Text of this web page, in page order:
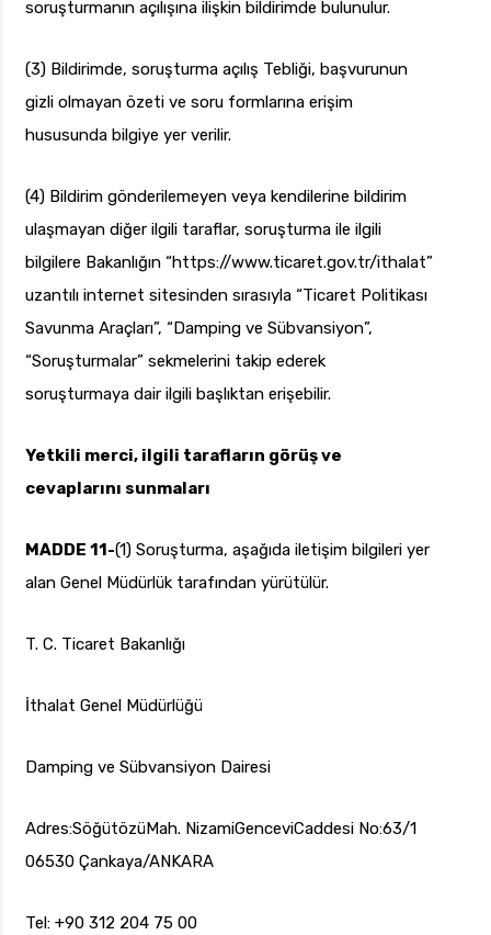
soruşturmanın açılışına ilişkin bildirimde bulunulur.
(3) Bildirimde, soruşturma açılış Tebliği, başvurunun
gizli olmayan özeti ve soru formlarına erişim
hususunda bilgiye yer verilir.
(4) Bildirim gönderilemeyen veya kendilerine bildirim
ulaşmayan diğer ilgili taraflar, soruşturma ile ilgili
bilgilere Bakanlığın “https://www.ticaret.gov.tr/ithalat”
uzantılı internet sitesinden sırasıyla “Ticaret Politikası
Savunma Araçları”, “Damping ve Sübvansiyon”,
“Soruşturmalar” sekmelerini takip ederek
soruşturmaya dair ilgili başlıktan erişebilir.
Yetkili merci, ilgili tarafların görüş ve
cevaplarını sunmaları
MADDE 11-(1) Soruşturma, aşağıda iletişim bilgileri yer
alan Genel Müdürlük tarafından yürütülür.
T. C. Ticaret Bakanlığı
İthalat Genel Müdürlüğü
Damping ve Sübvansiyon Dairesi
Adres:SöğütözüMah. NizamiGenceviCaddesi No:63/1
06530 Çankaya/ANKARA
Tel: +90 312 204 75 00